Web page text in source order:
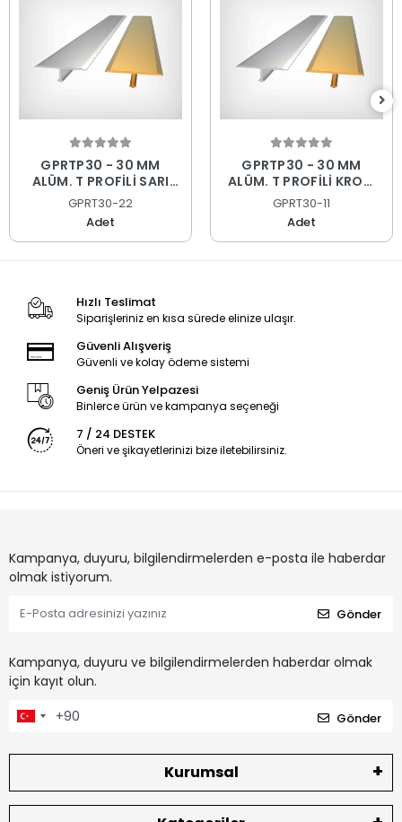
GPRTP30 - 30 MM
ALÜM. T PROFİLİ SARI
PARLAK 270 CM
GPRT30-22
Adet
GPRTP30 - 30 MM
ALÜM. T PROFİLİ KROM
PARLAK 270 CM
GPRT30-11
Adet
Hızlı Teslimat
Siparişleriniz en kısa sürede elinize ulaşır.
Güvenli Alışveriş
Güvenli ve kolay ödeme sistemi
Geniş Ürün Yelpazesi
Binlerce ürün ve kampanya seçeneği
7 / 24 DESTEK
Öneri ve şikayetlerinizi bize iletebilirsiniz.
Kampanya, duyuru, bilgilendirmelerden e-posta ile haberdar
olmak istiyorum.
Gönder
Kampanya, duyuru ve bilgilendirmelerden haberdar olmak
için kayıt olun.
Gönder
Kurumsal